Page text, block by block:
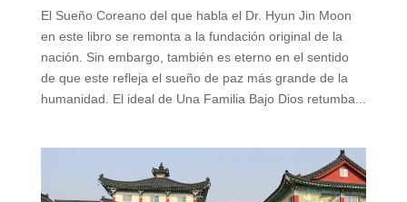
El Sueño Coreano del que habla el Dr. Hyun Jin Moon
en este libro se remonta a la fundación original de la
nación. Sin embargo, también es eterno en el sentido
de que este refleja el sueño de paz más grande de la
humanidad. El ideal de Una Familia Bajo Dios retumba...